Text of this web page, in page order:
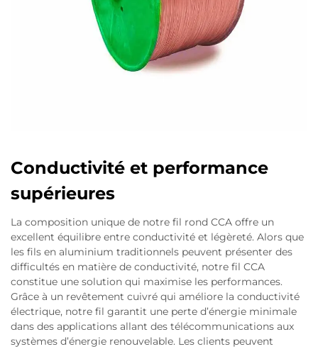
Conductivité et performance
supérieures
La composition unique de notre fil rond CCA offre un
excellent équilibre entre conductivité et légèreté. Alors que
les fils en aluminium traditionnels peuvent présenter des
difficultés en matière de conductivité, notre fil CCA
constitue une solution qui maximise les performances.
Grâce à un revêtement cuivré qui améliore la conductivité
électrique, notre fil garantit une perte d’énergie minimale
dans des applications allant des télécommunications aux
systèmes d’énergie renouvelable. Les clients peuvent